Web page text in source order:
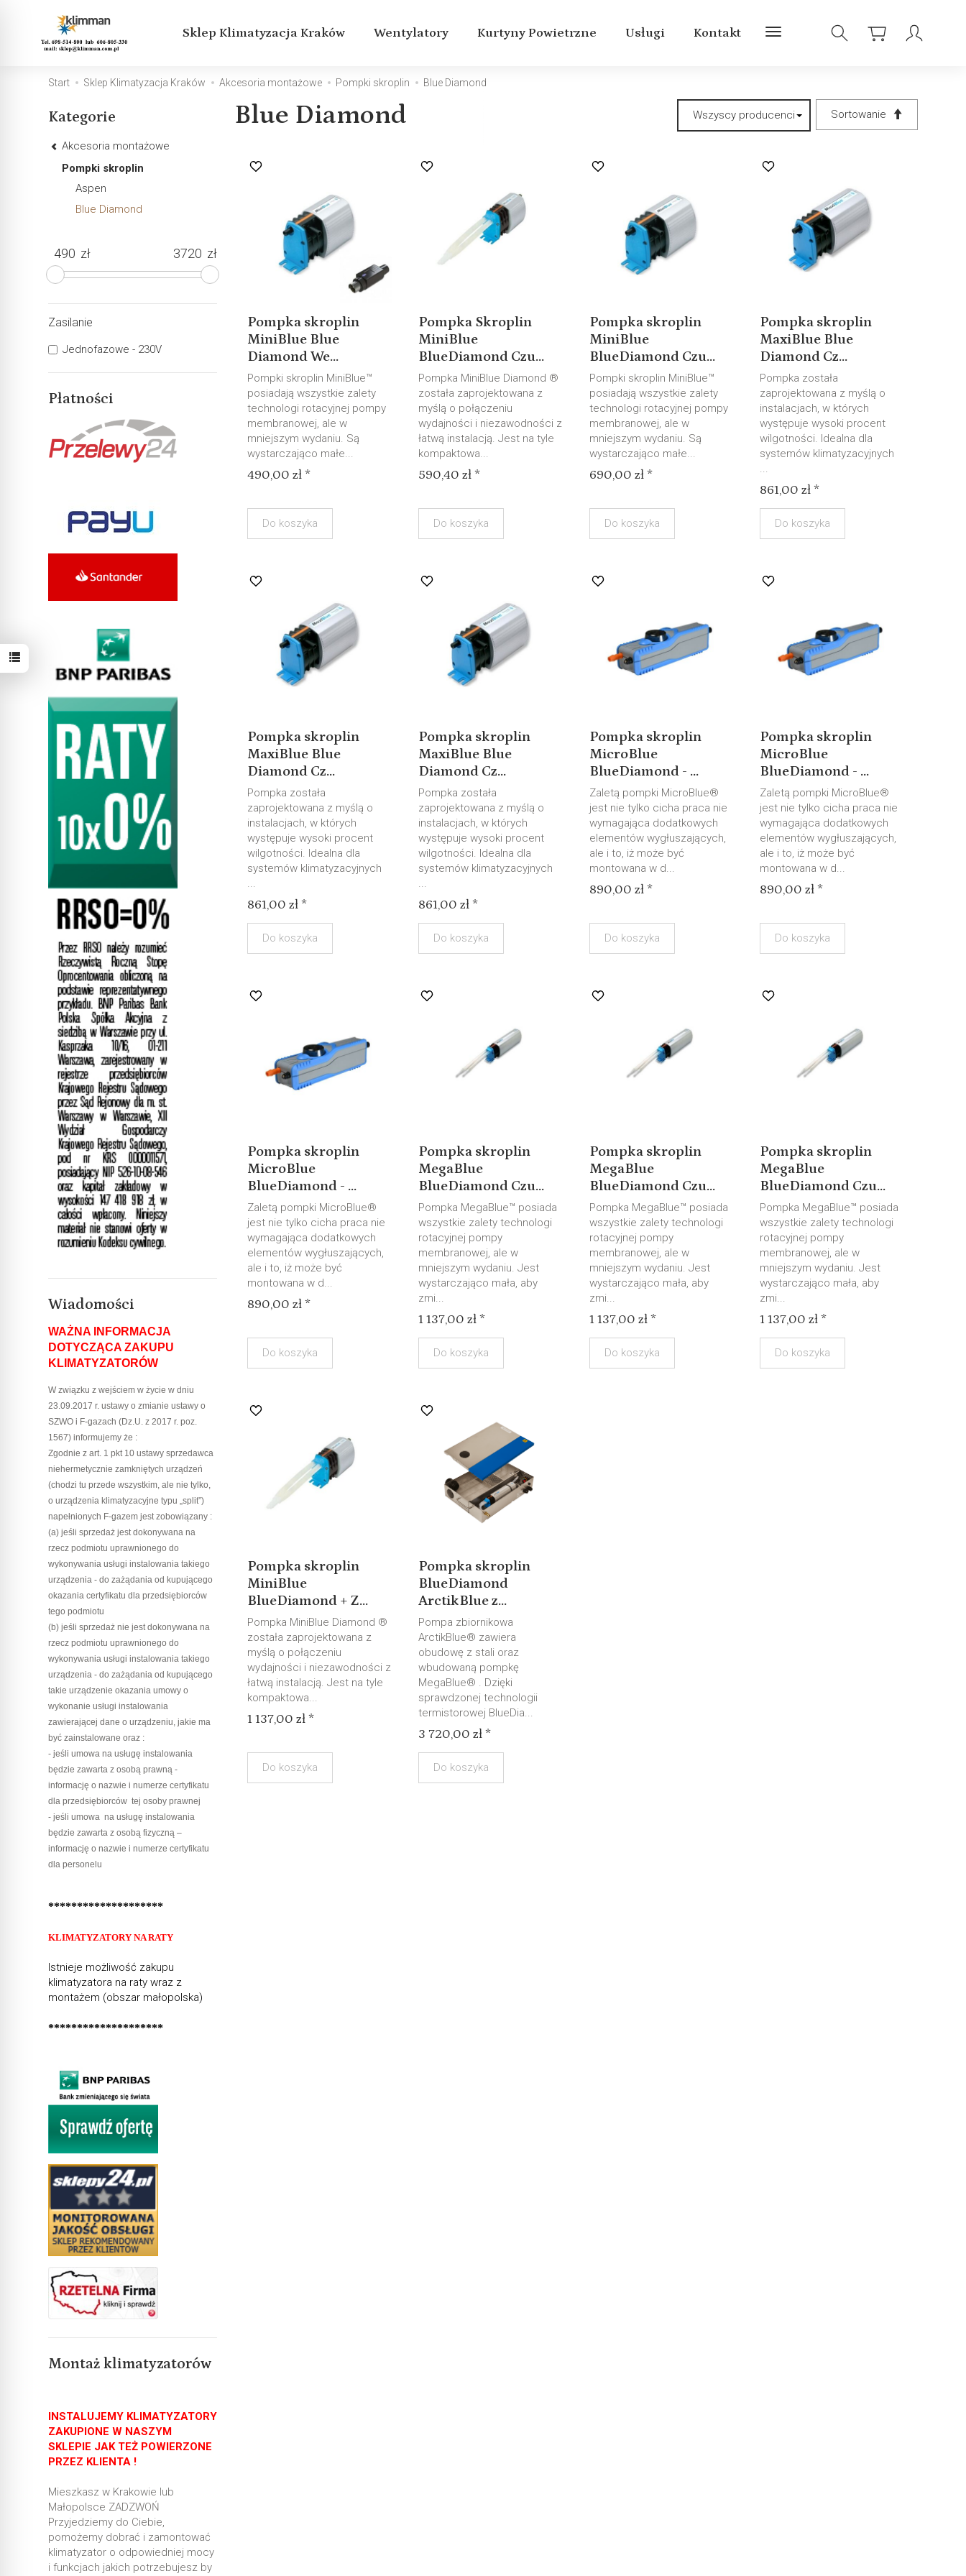
Sklep Klimatyzacja Kraków Wentylatory Kurtyny Powietrzne Usługi Kontakt
Start Sklep Klimatyzacja Kraków Akcesoria montażowe Pompki skroplin Blue Diamond
Blue Diamond Sortowanie
Pompka skroplin
MiniBlue Blue
Diamond We...
Pompki skroplin MiniBlue™
posiadają wszystkie zalety
technologi rotacyjnej pompy
membranowej, ale w
mniejszym wydaniu. Są
wystarczająco małe...
490,00 zł *
Do koszyka
Pompka Skroplin
MiniBlue
BlueDiamond Czu...
Pompka MiniBlue Diamond ®
została zaprojektowana z
myślą o połączeniu
wydajności i niezawodności z
łatwą instalacją. Jest na tyle
kompaktowa...
590,40 zł *
Do koszyka
Pompka skroplin
MiniBlue
BlueDiamond Czu...
Pompki skroplin MiniBlue™
posiadają wszystkie zalety
technologi rotacyjnej pompy
membranowej, ale w
mniejszym wydaniu. Są
wystarczająco małe...
690,00 zł *
Do koszyka
Pompka skroplin
MaxiBlue Blue
Diamond Cz...
Pompka została
zaprojektowana z myślą o
instalacjach, w których
występuje wysoki procent
wilgotności. Idealna dla
systemów klimatyzacyjnych
...
861,00 zł *
Do koszyka
Pompka skroplin
MaxiBlue Blue
Diamond Cz...
Pompka została
zaprojektowana z myślą o
instalacjach, w których
występuje wysoki procent
wilgotności. Idealna dla
systemów klimatyzacyjnych
...
861,00 zł *
Do koszyka
Pompka skroplin
MaxiBlue Blue
Diamond Cz...
Pompka została
zaprojektowana z myślą o
instalacjach, w których
występuje wysoki procent
wilgotności. Idealna dla
systemów klimatyzacyjnych
...
861,00 zł *
Do koszyka
Pompka skroplin
MicroBlue
BlueDiamond - ...
Zaletą pompki MicroBlue®
jest nie tylko cicha praca nie
wymagająca dodatkowych
elementów wygłuszających,
ale i to, iż może być
montowana w d...
890,00 zł *
Do koszyka
Pompka skroplin
MicroBlue
BlueDiamond - ...
Zaletą pompki MicroBlue®
jest nie tylko cicha praca nie
wymagająca dodatkowych
elementów wygłuszających,
ale i to, iż może być
montowana w d...
890,00 zł *
Do koszyka
Pompka skroplin
MicroBlue
BlueDiamond - ...
Zaletą pompki MicroBlue®
jest nie tylko cicha praca nie
wymagająca dodatkowych
elementów wygłuszających,
ale i to, iż może być
montowana w d...
890,00 zł *
Do koszyka
Pompka skroplin
MegaBlue
BlueDiamond Czu...
Pompka MegaBlue™ posiada
wszystkie zalety technologi
rotacyjnej pompy
membranowej, ale w
mniejszym wydaniu. Jest
wystarczająco mała, aby
zmi...
1 137,00 zł *
Do koszyka
Pompka skroplin
MegaBlue
BlueDiamond Czu...
Pompka MegaBlue™ posiada
wszystkie zalety technologi
rotacyjnej pompy
membranowej, ale w
mniejszym wydaniu. Jest
wystarczająco mała, aby
zmi...
1 137,00 zł *
Do koszyka
Pompka skroplin
MegaBlue
BlueDiamond Czu...
Pompka MegaBlue™ posiada
wszystkie zalety technologi
rotacyjnej pompy
membranowej, ale w
mniejszym wydaniu. Jest
wystarczająco mała, aby
zmi...
1 137,00 zł *
Do koszyka
Pompka skroplin
MiniBlue
BlueDiamond + Z...
Pompka MiniBlue Diamond ®
została zaprojektowana z
myślą o połączeniu
wydajności i niezawodności z
łatwą instalacją. Jest na tyle
kompaktowa...
1 137,00 zł *
Do koszyka
Pompka skroplin
BlueDiamond
ArctikBlue z...
Pompa zbiornikowa
ArctikBlue® zawiera
obudowę z stali oraz
wbudowaną pompkę
MegaBlue® . Dzięki
sprawdzonej technologii
termistorowej BlueDia...
3 720,00 zł *
Do koszyka
Kategorie
Akcesoria montażowe
Pompki skroplin
Aspen
Blue Diamond
zł zł
Zasilanie
Jednofazowe - 230V
Płatności
Wiadomości
WAŻNA INFORMACJA
DOTYCZĄCA ZAKUPU
KLIMATYZATORÓW
W związku z wejściem w życie w dniu
23.09.2017 r. ustawy o zmianie ustawy o
SZWO i F-gazach (Dz.U. z 2017 r. poz.
1567) informujemy że :
Zgodnie z art. 1 pkt 10 ustawy sprzedawca
niehermetycznie zamkniętych urządzeń
(chodzi tu przede wszystkim, ale nie tylko,
o urządzenia klimatyzacyjne typu „split”)
napełnionych F-gazem jest zobowiązany :
(a) jeśli sprzedaż jest dokonywana na
rzecz podmiotu uprawnionego do
wykonywania usługi instalowania takiego
urządzenia - do zażądania od kupującego
okazania certyfikatu dla przedsiębiorców
tego podmiotu
(b) jeśli sprzedaż nie jest dokonywana na
rzecz podmiotu uprawnionego do
wykonywania usługi instalowania takiego
urządzenia - do zażądania od kupującego
takie urządzenie okazania umowy o
wykonanie usługi instalowania
zawierającej dane o urządzeniu, jakie ma
być zainstalowane oraz :
- jeśli umowa na usługę instalowania
będzie zawarta z osobą prawną -
informację o nazwie i numerze certyfikatu
dla przedsiębiorców tej osoby prawnej
- jeśli umowa na usługę instalowania
będzie zawarta z osobą fizyczną –
informację o nazwie i numerze certyfikatu
dla personelu
********************
KLIMATYZATORY NA RATY
Istnieje możliwość zakupu
klimatyzatora na raty wraz z
montażem (obszar małopolska)
********************
Montaż klimatyzatorów
INSTALUJEMY KLIMATYZATORY
ZAKUPIONE W NASZYM
SKLEPIE JAK TEŻ POWIERZONE
PRZEZ KLIENTA !
Mieszkasz w Krakowie lub
Małopolsce ZADZWOŃ
Przyjedziemy do Ciebie,
pomożemy dobrać i zamontować
klimatyzator o odpowiedniej mocy
i funkcjach jakich potrzebujesz by